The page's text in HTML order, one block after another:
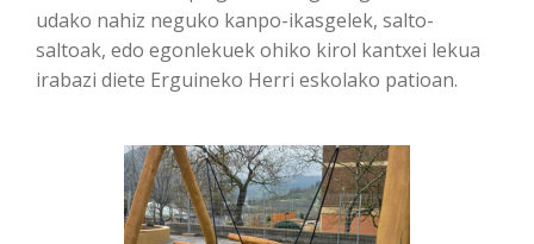
udako nahiz neguko kanpo-ikasgelek, salto-
saltoak, edo egonlekuek ohiko kirol kantxei lekua
irabazi diete Erguineko Herri eskolako patioan.